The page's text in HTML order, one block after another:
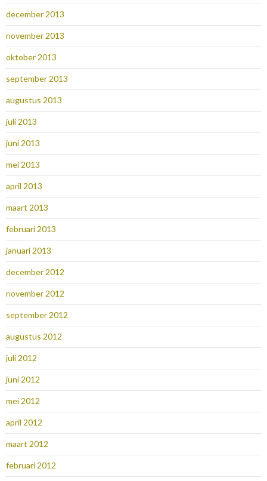
december 2013
november 2013
oktober 2013
september 2013
augustus 2013
juli 2013
juni 2013
mei 2013
april 2013
maart 2013
februari 2013
januari 2013
december 2012
november 2012
september 2012
augustus 2012
juli 2012
juni 2012
mei 2012
april 2012
maart 2012
februari 2012